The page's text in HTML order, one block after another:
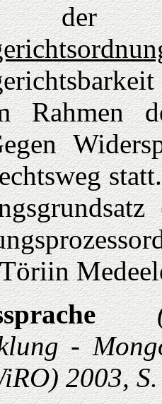
der
Rahmen
-
2003,